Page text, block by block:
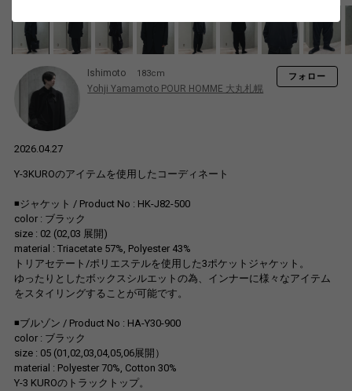
Ishimoto 183cm
Yohji Yamamoto POUR HOMME 大丸札幌
フォロー
2026.04.27
Y-3KUROのアイテムを使用したコーディネート
◾️ジャケット / Product No : HK-J82-500
color : ブラック
size : 02 (02,03 展開)
material : Triacetate 57%, Polyester 43%
トリアセテート/ポリエステルを使用した3ポケットジャケット。
ゆったりとしたボックスシルエットの為、インナーに様々なアイテム
をスタイリングすることが可能です。
◾️ブルゾン / Product No : HA-Y30-900
color : ブラック
size : 05 (01,02,03,04,05,06展開）
material : Polyester 70%, Cotton 30%
Y-3 KUROのトラックトップ。